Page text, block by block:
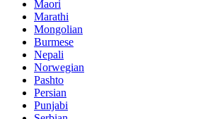
Maori
Marathi
Mongolian
Burmese
Nepali
Norwegian
Pashto
Persian
Punjabi